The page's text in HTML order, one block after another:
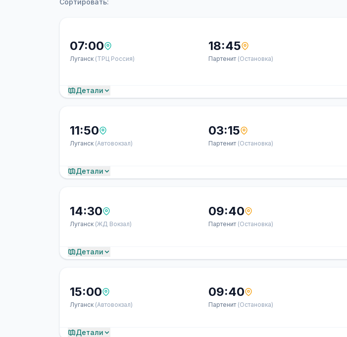
Сортировать:
07:00
Луганск (ТРЦ Россия)
18:45
Партенит (Остановка)
Детали
11:50
Луганск (Автовокзал)
03:15
Партенит (Остановка)
Детали
14:30
Луганск (ЖД Вокзал)
09:40
Партенит (Остановка)
Детали
15:00
Луганск (Автовокзал)
09:40
Партенит (Остановка)
Детали